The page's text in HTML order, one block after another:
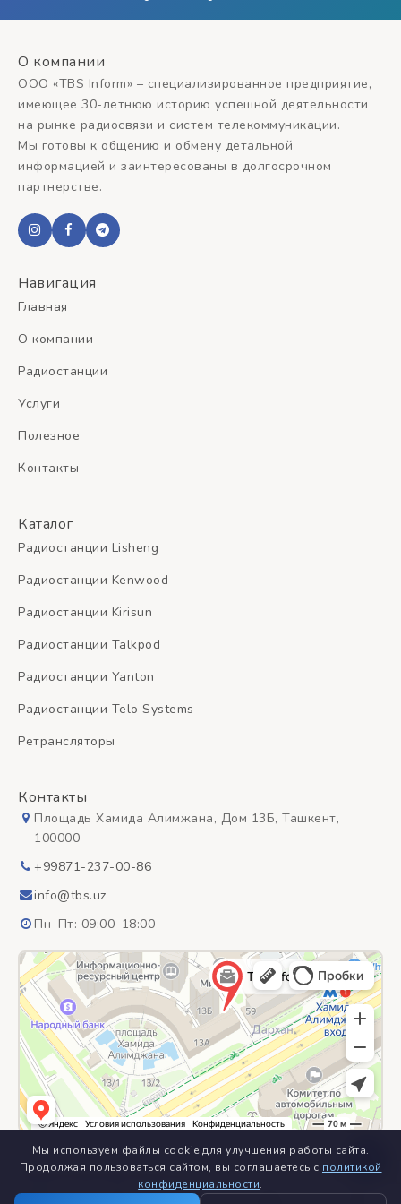
Мы используем файлы cookie для улучшения работы сайта.
Продолжая пользоваться сайтом, вы соглашаетесь с политикой
конфиденциальности.
О компании
ООО «TBS Inform» – специализированное предприятие,
имеющее 30-летнюю историю успешной деятельности
на рынке радиосвязи и систем телекоммуникации.
Мы готовы к общению и обмену детальной
информацией и заинтересованы в долгосрочном
партнерстве.
Навигация
Главная
О компании
Радиостанции
Услуги
Полезное
Контакты
Каталог
Радиостанции Lisheng
Радиостанции Kenwood
Радиостанции Kirisun
Радиостанции Talkpod
Радиостанции Yanton
Радиостанции Telo Systems
Ретрансляторы
Контакты
Площадь Хамида Алимжана, Дом 13Б, Ташкент,
100000
+99871-237-00-86
info@tbs.uz
Пн–Пт: 09:00–18:00
ООО «TBS Inform» – специализированное